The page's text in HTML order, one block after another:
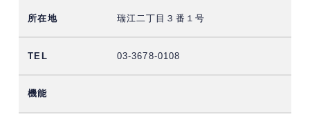
瑞江二丁目３番１号
03-3678-0108